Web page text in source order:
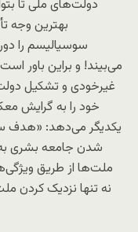
دولت‌های ملی تا
سوسياليسم را
می‌بيند! و براین باور
خود را به گرايش
يکديگر می‌دهد: «هدف
شدن جامعه بشری
ملت‌ها از طريق
نه تنها نزديک کردن